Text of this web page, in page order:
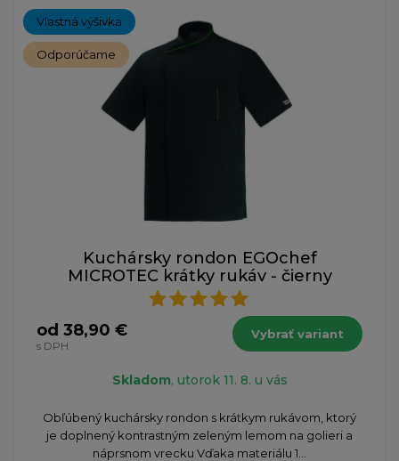
Vlastná výšivka
Odporúčame
Kuchársky rondon EGOchef
MICROTEC krátky rukáv - čierny
od 38,90 €
s DPH
Vybrať variant
Skladom, utorok 11. 8. u vás
​Obľúbený kuchársky rondon s krátkym rukávom, ktorý
je doplnený kontrastným zeleným lemom na golieri a
náprsnom vrecku Vďaka materiálu 1...